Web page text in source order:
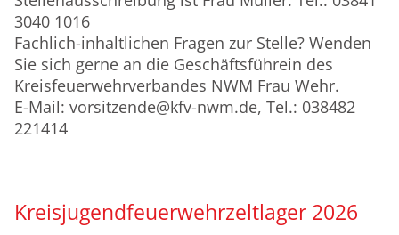
3040 1016
Fachlich-inhaltlichen Fragen zur Stelle? Wenden
Sie sich gerne an die Geschäftsführein des
Kreisfeuerwehrverbandes NWM Frau Wehr.
E-Mail: vorsitzende@kfv-nwm.de, Tel.: 038482
221414
Kreisjugendfeuerwehrzeltlager 2026